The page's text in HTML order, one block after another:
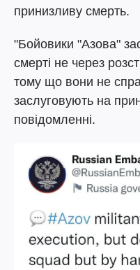
принизливу смерть.
"Бойовики "Азова"
смерті не через
тому що вони не
заслуговують на
повідомленні.